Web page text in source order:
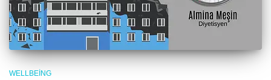
WELLBEING